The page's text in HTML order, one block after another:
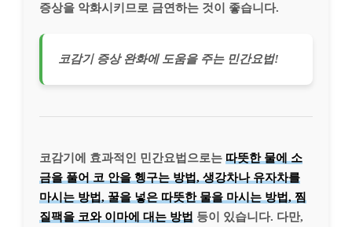
증상을 악화시키므로 금연하는 것이 좋습니다.
코감기 증상 완화에 도움을 주는 민간요법!
코감기에 효과적인 민간요법으로는 따뜻한 물에 소
금을 풀어 코 안을 헹구는 방법, 생강차나 유자차를
마시는 방법, 꿀을 넣은 따뜻한 물을 마시는 방법, 찜
질팩을 코와 이마에 대는 방법 등이 있습니다. 다만,